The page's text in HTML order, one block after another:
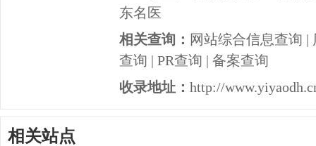
东名医
相关查询： 网站综合信息查询 |
查询 | PR查询 | 备案查询
收录地址： http://
相关站点